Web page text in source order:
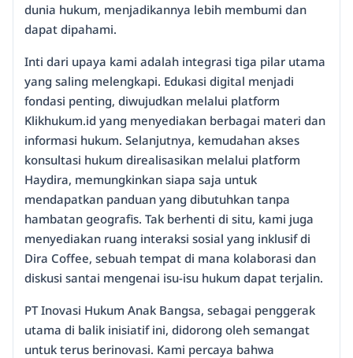
dunia hukum, menjadikannya lebih membumi dan
dapat dipahami.
Inti dari upaya kami adalah integrasi tiga pilar utama
yang saling melengkapi. Edukasi digital menjadi
fondasi penting, diwujudkan melalui platform
Klikhukum.id yang menyediakan berbagai materi dan
informasi hukum. Selanjutnya, kemudahan akses
konsultasi hukum direalisasikan melalui platform
Haydira, memungkinkan siapa saja untuk
mendapatkan panduan yang dibutuhkan tanpa
hambatan geografis. Tak berhenti di situ, kami juga
menyediakan ruang interaksi sosial yang inklusif di
Dira Coffee, sebuah tempat di mana kolaborasi dan
diskusi santai mengenai isu-isu hukum dapat terjalin.
PT Inovasi Hukum Anak Bangsa, sebagai penggerak
utama di balik inisiatif ini, didorong oleh semangat
untuk terus berinovasi. Kami percaya bahwa